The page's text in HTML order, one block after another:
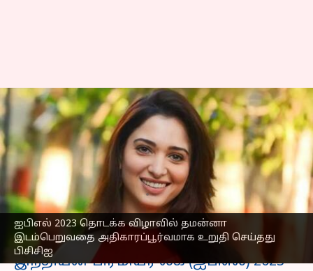
ஐபிஎல் 2023 தொடக்க விழாவில் தமன்னா
இடம்பெறுவதை அதிகாரப்பூர்வமாக உறுதி செய்தது
பிசிசிஐ
ஐபிஎல் 2023 தொடக்க
விழாவில் தமன்னா:
வெளியானது
அதிகாரப்பூர்வ அறிவிப்பு
எழுதியவர் Sekar Chinnappan Mar 29, 2023 04:29 pm
செய்தி முன்னோட்டம்
இந்தியன் பிரீமியர் லீக் (ஐபிஎல்) 2023